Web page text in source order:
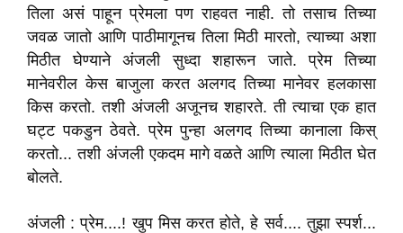
तिला असं पाहून प्रेमला पण राहवत नाही. तो तसाच तिच्या
जवळ जातो आणि पाठीमागूनच तिला मिठी मारतो, त्याच्या अशा
मिठीत घेण्याने अंजली सुध्दा शहारून जाते. प्रेम तिच्या
मानेवरील केस बाजुला करत अलगद तिच्या मानेवर हलकासा
किस करतो. तशी अंजली अजूनच शहारते. ती त्याचा एक हात
घट्ट पकडुन ठेवते. प्रेम पुन्हा अलगद तिच्या कानाला किस्
करतो... तशी अंजली एकदम मागे वळते आणि त्याला मिठीत घेत
बोलते.
अंजली : प्रेम....! खुप मिस करत होते, हे सर्व.... तुझा स्पर्श...